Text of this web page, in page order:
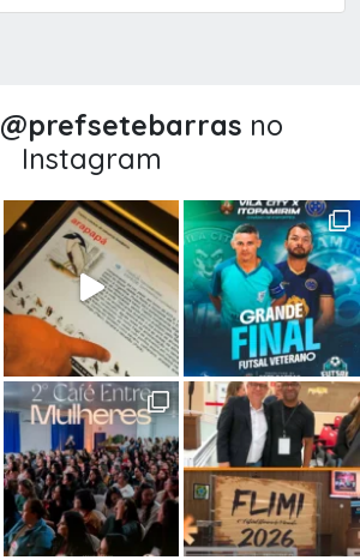
@‌prefsetebarras no
Instagram